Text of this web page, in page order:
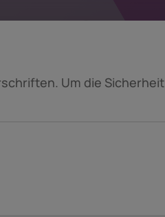
Um die